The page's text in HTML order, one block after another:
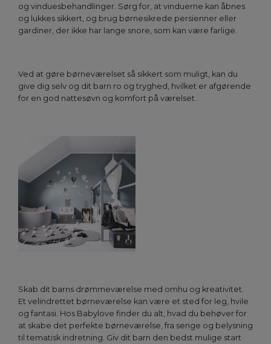
og vinduesbehandlinger. Sørg for, at vinduerne kan åbnes
og lukkes sikkert, og brug børnesikrede persienner eller
gardiner, der ikke har lange snore, som kan være farlige.
Ved at gøre børneværelset så sikkert som muligt, kan du
give dig selv og dit barn ro og tryghed, hvilket er afgørende
for en god nattesøvn og komfort på værelset.
Skab dit barns drømmeværelse med omhu og kreativitet.
Et velindrettet børneværelse kan være et sted for leg, hvile
og fantasi. Hos Babylove finder du alt, hvad du behøver for
at skabe det perfekte børneværelse, fra senge og belysning
til tematisk indretning. Giv dit barn den bedst mulige start